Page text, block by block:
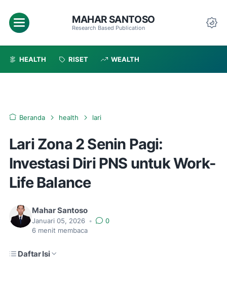
Menu MAHAR SANTOSO
Research Based Publication
HEALTH RISET WEALTH
Beranda health lari
Lari Zona 2 Senin Pagi:
Investasi Diri PNS untuk Work-
Life Balance
Mahar Santoso
Januari 05, 2026 •
0
6 menit membaca
Daftar Isi